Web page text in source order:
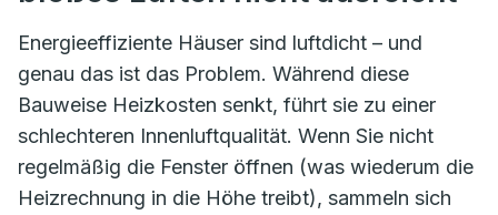
Energieeffiziente Häuser sind luftdicht – und
genau das ist das Problem. Während diese
Bauweise Heizkosten senkt, führt sie zu einer
schlechteren Innenluftqualität. Wenn Sie nicht
regelmäßig die Fenster öffnen (was wiederum die
Heizrechnung in die Höhe treibt), sammeln sich